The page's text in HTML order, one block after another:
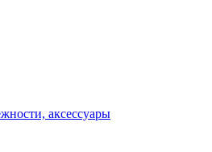
аксессуары